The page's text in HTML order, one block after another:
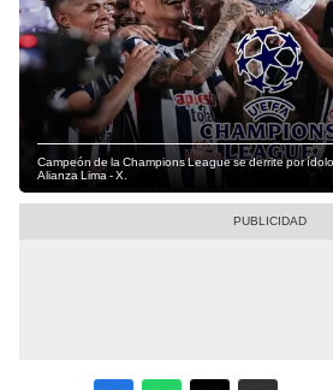
Campeón de la Champions League se derrite por
Alianza Lima - X.